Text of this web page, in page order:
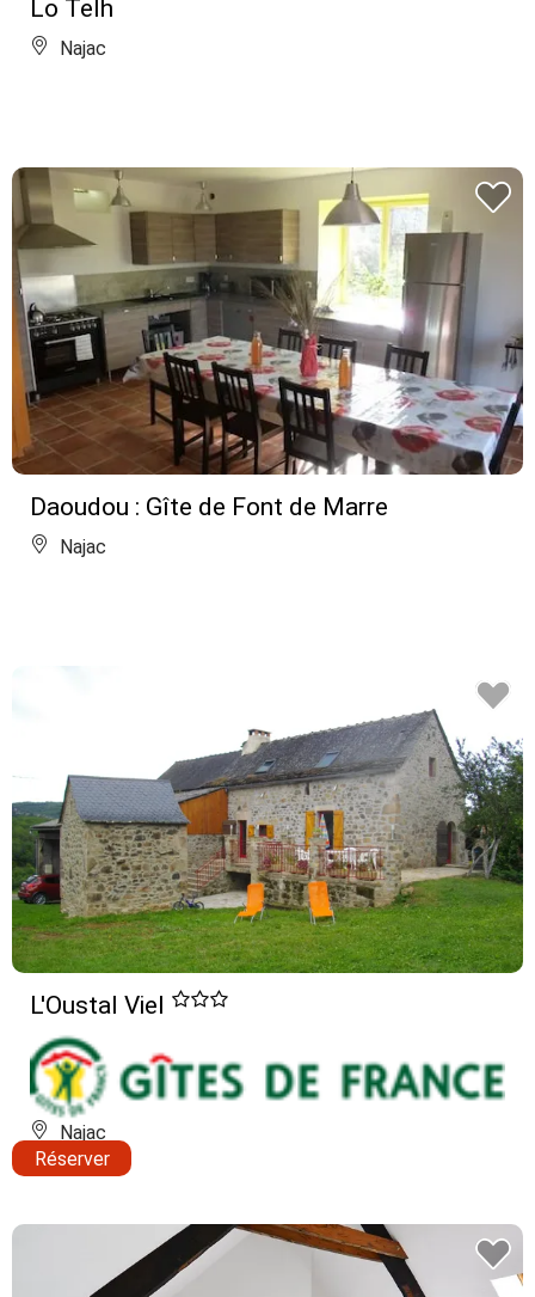
Lo Telh
Najac
Daoudou : Gîte de Font de Marre
Najac
L'Oustal Viel
Najac
Réserver